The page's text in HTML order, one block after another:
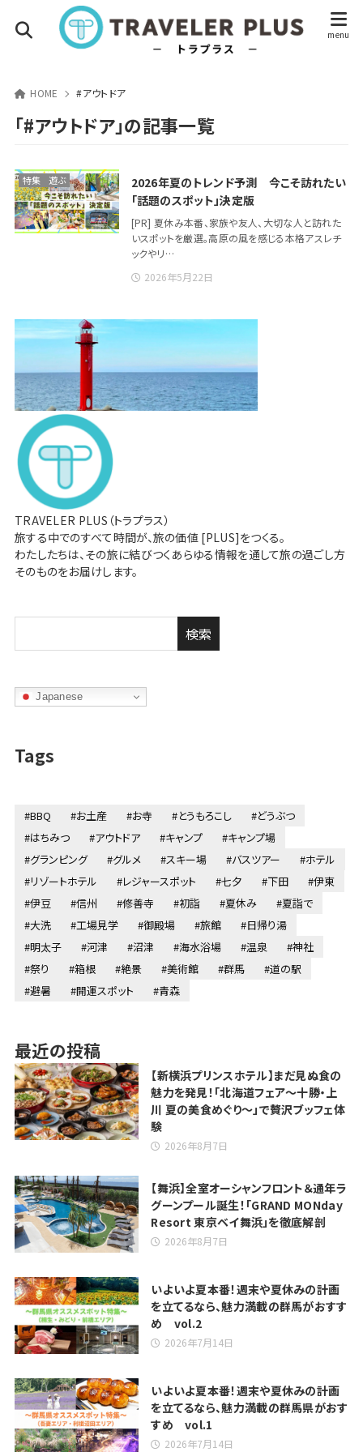
HOME #アウトドア
「#アウトドア」の記事一覧
2026年夏のトレンド予測 今こそ訪れたい
「話題のスポット」決定版
[PR] 夏休み本番、家族や友人、大切な人と訪れた
いスポットを厳選。高原の風を感じる本格アスレチ
ックやリ…
2026年5月22日
特集 遊ぶ
TRAVELER PLUS（トラプラス）
旅する中でのすべて時間が、旅の価値 [PLUS]をつくる。
わたしたちは、その旅に結びつくあらゆる情報を通して旅の過ごし方
そのものをお届けします。
検索
Japanese
Tags
#BBQ #お土産 #お寺 #とうもろこし
#どうぶつ
#はちみつ
#アウトドア #キャンプ
#キャンプ場
#グランピング
#グルメ #スキー場 #バスツアー
#ホテル
#リゾートホテル
#レジャースポット #七夕 #下田
#伊東
#伊豆
#信州 #修善寺 #初詣 #夏休み
#夏詣で
#大洗
#工場見学 #御殿場 #旅館
#日帰り湯
#明太子
#河津 #沼津 #海水浴場 #温泉
#神社
#祭り
#箱根 #絶景 #美術館 #群馬
#道の駅
#避暑
#開運スポット #青森
最近の投稿
【新横浜プリンスホテル】まだ見ぬ食の
魅力を発見！「北海道フェア～十勝・上
川 夏の美食めぐり～」で贅沢ブッフェ体
験
2026年8月7日
【舞浜】全室オーシャンフロント＆通年ラ
グーンプール誕生！「GRAND MONday
Resort 東京ベイ舞浜」を徹底解剖
2026年8月7日
いよいよ夏本番！週末や夏休みの計画
を立てるなら、魅力満載の群馬がおすす
め vol.2
2026年7月14日
いよいよ夏本番！週末や夏休みの計画
を立てるなら、魅力満載の群馬県がおす
すめ vol.1
2026年7月14日